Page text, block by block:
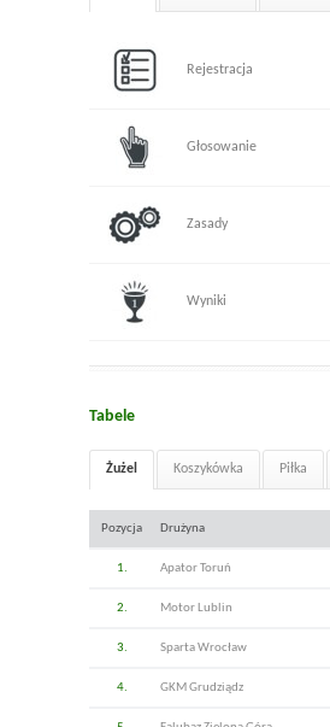
Rejestracja
Głosowanie
Zasady
Wyniki
Tabele
Żużel Koszykówka Piłka
Pozycja Drużyna
1. Apator Toruń
2. Motor Lublin
3. Sparta Wrocław
4. GKM Grudziądz